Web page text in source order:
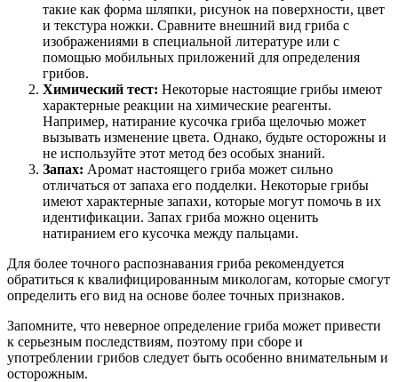
такие как форма шляпки, рисунок на поверхности, цвет
и текстура ножки. Сравните внешний вид гриба с
изображениями в специальной литературе или с
помощью мобильных приложений для определения
грибов.
Химический тест: Некоторые настоящие грибы имеют
характерные реакции на химические реагенты.
Например, натирание кусочка гриба щелочью может
вызывать изменение цвета. Однако, будьте осторожны и
не используйте этот метод без особых знаний.
Запах: Аромат настоящего гриба может сильно
отличаться от запаха его подделки. Некоторые грибы
имеют характерные запахи, которые могут помочь в их
идентификации. Запах гриба можно оценить
натиранием его кусочка между пальцами.
Для более точного распознавания гриба рекомендуется
обратиться к квалифицированным микологам, которые смогут
определить его вид на основе более точных признаков.
Запомните, что неверное определение гриба может привести
к серьезным последствиям, поэтому при сборе и
употреблении грибов следует быть особенно внимательным и
осторожным.